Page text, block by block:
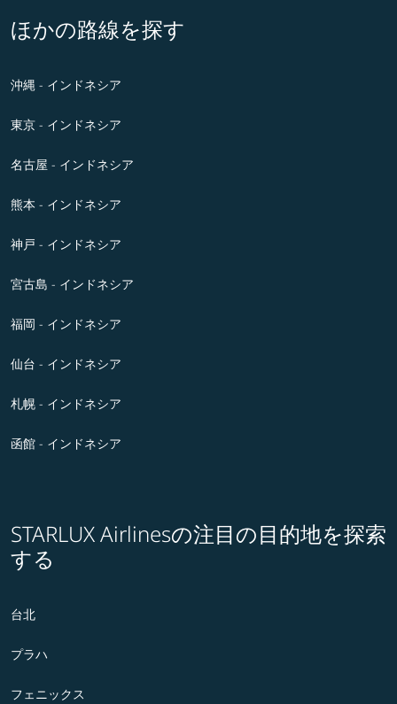
ほかの路線を探す
沖縄 - インドネシア
東京 - インドネシア
名古屋 - インドネシア
熊本 - インドネシア
神戸 - インドネシア
宮古島 - インドネシア
福岡 - インドネシア
仙台 - インドネシア
札幌 - インドネシア
函館 - インドネシア
STARLUX Airlinesの注目の目的地を探索
する
台北
プラハ
フェニックス